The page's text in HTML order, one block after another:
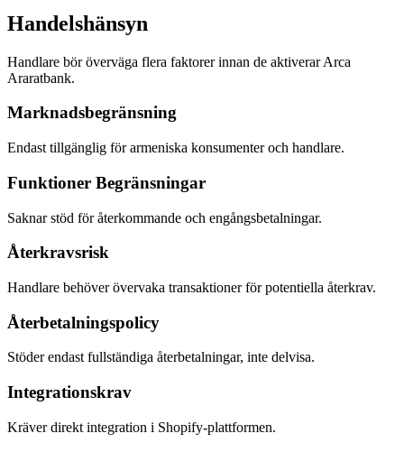
Handelshänsyn
Handlare bör överväga flera faktorer innan de aktiverar Arca
Araratbank.
Marknadsbegränsning
Endast tillgänglig för armeniska konsumenter och handlare.
Funktioner Begränsningar
Saknar stöd för återkommande och engångsbetalningar.
Återkravsrisk
Handlare behöver övervaka transaktioner för potentiella återkrav.
Återbetalningspolicy
Stöder endast fullständiga återbetalningar, inte delvisa.
Integrationskrav
Kräver direkt integration i Shopify-plattformen.